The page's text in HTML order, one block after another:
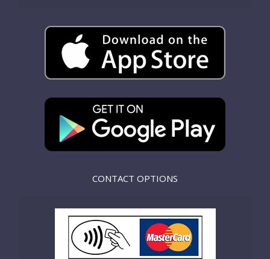
CONTACT OPTIONS